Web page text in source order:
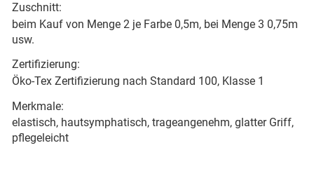
Zuschnitt:
beim Kauf von Menge 2 je Farbe 0,5m, bei Menge 3 0,75m
usw.
Zertifizierung:
Öko-Tex Zertifizierung nach Standard 100, Klasse 1
Merkmale:
elastisch, hautsymphatisch, trageangenehm, glatter Griff,
pflegeleicht